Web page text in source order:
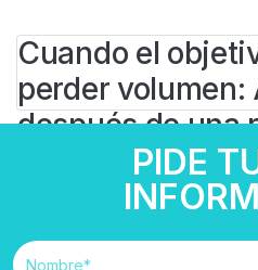
Cuando el
perder volumen:
después de una
PIDE